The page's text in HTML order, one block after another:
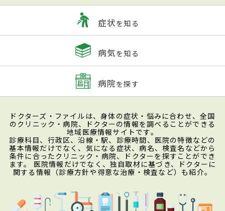
症状を知る
病気を知る
病院を探す
ドクターズ・ファイルは、身体の症状・悩みに合わせ、全国
のクリニック・病院、ドクターの情報を調べることができる
地域医療情報サイトです。
診療科目、行政区、沿線・駅、診療時間、医院の特徴などの
基本情報だけでなく、気になる症状、病名、検査名などから
条件に合ったクリニック・病院、ドクターを探すことができ
ます。 医院情報だけでなく、独自取材に基づき、ドクターに
関する情報（診療方針や得意な治療・検査など）も紹介。